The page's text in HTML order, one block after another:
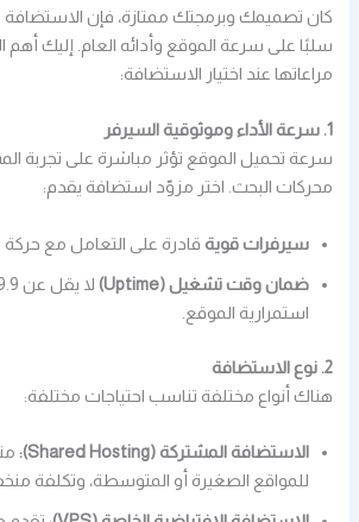
كان تصميمك وبرمجتك ممتازة، فإن الاستضافة
سلبًا على سرعة الموقع وأدائه العام. إليك أهم
مراعاتها عند اختيار الاستضافة:
1. سرعة الأداء وموثوقية السيرفر
سرعة تحميل الموقع تؤثر مباشرة على تجربة
محركات البحث. اختر مزوّد استضافة يقدم:
سيرفرات قوية قادرة على التعامل مع حركة
ضمان وقت تشغيل (Uptime)
استمرارية الموقع.
2. نوع الاستضافة
هناك أنواع مختلفة تناسب احتياجات مختلفة:
الاستضافة المشتركة (Shared Hosting):
للمواقع الصغيرة أو المتوسطة، وتكلفة